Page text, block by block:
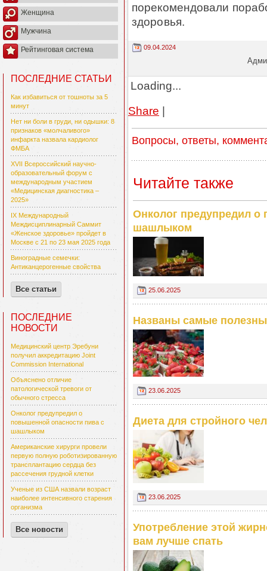
Женщина
Мужчина
Рейтинговая система
ПОСЛЕДНИЕ СТАТЬИ
Как избавиться от тошноты за 5
минут
Нет ни боли в груди, ни одышки: 8
признаков «молчаливого»
инфаркта назвала кардиолог
ФМБА
XVII Всероссийский научно-
образовательный форум с
международным участием
«Медицинская диагностика –
2025»
IX Международный
Междисциплинарный Саммит
«Женское здоровье» пройдет в
Москве с 21 по 23 мая 2025 года
Виноградные семечки:
Антиканцерогенные свойства
Все статьи
ПОСЛЕДНИЕ
НОВОСТИ
Медицинский центр Эребуни
получил аккредитацию Joint
Commission International
Объяснено отличие
патологической тревоги от
обычного стресса
Онколог предупредил о
повышенной опасности пива с
шашлыком
Американские хирурги провели
первую полную роботизированную
трансплантацию сердца без
рассечения грудной клетки
Ученые из США назвали возраст
наиболее интенсивного старения
организма
Все новости
порекомендовали
здоровья.
09.04.2024
Loading...
Share |
Вопросы, ответы,
Читайте также
Онколог предупредил о
шашлыком
25.06.2025
Названы самые
23.06.2025
Диета для стройного
23.06.2025
Употребление этой
вам лучше спать